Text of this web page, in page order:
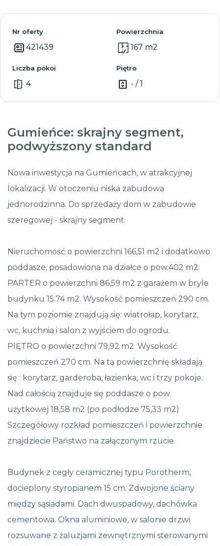
Nr oferty
421439
Powierzchnia
167 m2
Liczba pokoi
4
Piętro
- / 1
Gumieńce: skrajny segment,
podwyższony standard
Nowa inwestycja na Gumieńcach, w atrakcyjnej
lokalizacji. W otoczeniu niska zabudowa
jednorodzinna. Do sprzedaży dom w zabudowie
szeregowej - skrajny segment.
Nieruchomość o powierzchni 166,51 m2 i dodatkowo
poddasze, posadowiona na działce o pow.402 m2:
PARTER o powierzchni 86,59 m2 z garażem w bryle
budynku 15.74 m2. Wysokość pomieszczeń 290 cm.
Na tym poziomie znajdują się: wiatrołap, korytarz,
wc, kuchnia i salon z wyjściem do ogrodu.
PIĘTRO o powierzchni 79,92 m2. Wysokość
pomieszczeń 270 cm. Na tą powierzchnię składają
się : korytarz, garderoba, łazienka, wc i trzy pokoje.
Nad całością znajduje się poddasze o pow.
użytkowej 18,58 m2 (po podłodze 75,33 m2)
Szczegółowy rozkład pomieszczeń i powierzchnie
znajdziecie Państwo na załączonym rzucie.
Budynek z cegły ceramicznej typu Porotherm,
docieplony styropianem 15 cm. Zdwojone ściany
między sąsiadami. Dach dwuspadowy, dachówka
cementowa. Okna aluminiowe, w salonie drzwi
rozsuwane z żaluzjami zewnętrznymi sterowanymi